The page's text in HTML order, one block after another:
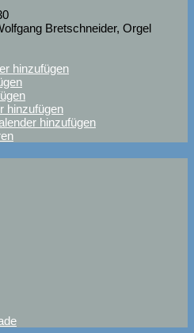
Bretschneider, Orgel
hinzufügen
hinzufügen
hinzufügen